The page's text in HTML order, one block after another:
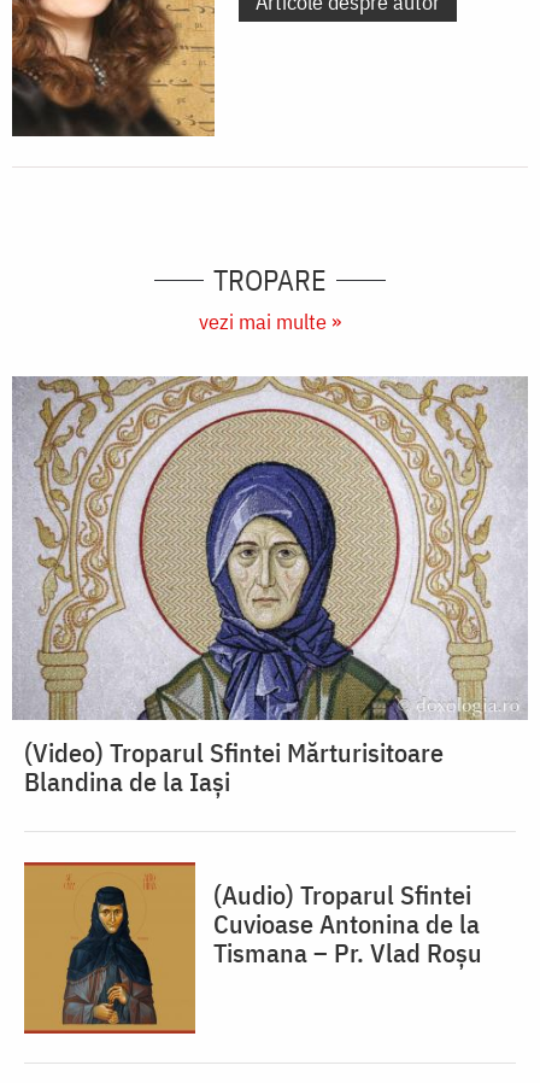
TROPARE
vezi mai multe »
(Video) Troparul Sfintei Mărturisitoare
Blandina de la Iași
(Audio) Troparul Sfintei
Cuvioase Antonina de la
Tismana – Pr. Vlad Roșu